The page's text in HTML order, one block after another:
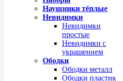
Наушники тёплые
Невидимки
Невидимки
простые
Невидимки с
украшением
Ободки
Ободки металл
Ободки пластик